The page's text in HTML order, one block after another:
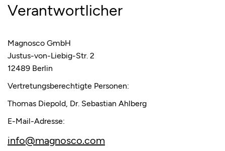
Verantwortlicher
Magnosco GmbH
Justus-von-Liebig-Str. 2
12489 Berlin
Vertretungsberechtigte Personen:
Thomas Diepold, Dr. Sebastian Ahlberg
E-Mail-Adresse:
info@magnosco.com